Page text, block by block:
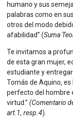
humano y sus
palabras como en
otros del modo
afabilidad” (Suma
Te invitamos a
de esta gran mujer,
estudiante y
Tomás de Aquino,
perfecto del hombre
virtud.” (Comentario
art.1, resp.4).